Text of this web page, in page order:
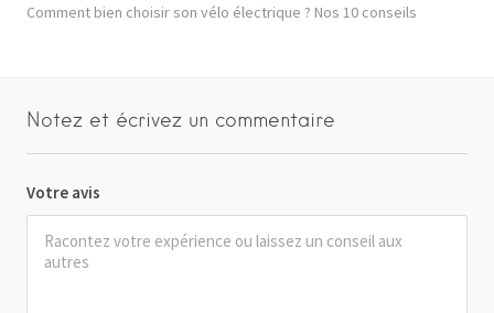
Comment bien choisir son vélo électrique ? Nos 10 conseils
Notez et écrivez un commentaire
Votre avis